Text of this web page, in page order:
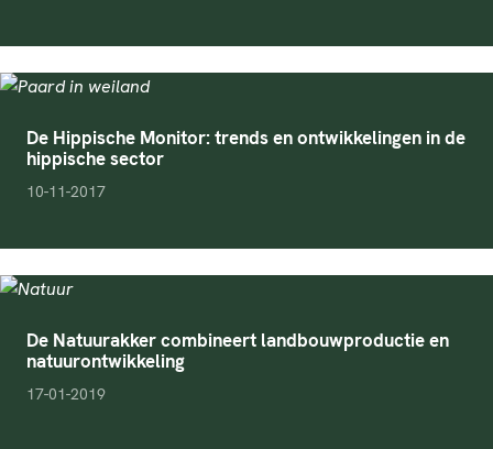
De Hippische Monitor: trends en ontwikkelingen in de
hippische sector
pubDate
10-11-2017
De Natuurakker combineert landbouwproductie en
natuurontwikkeling
pubDate
17-01-2019